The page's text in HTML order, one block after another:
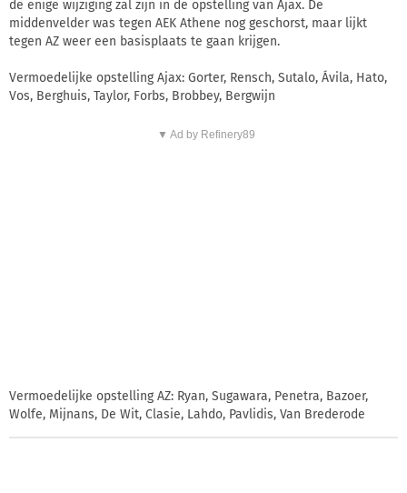
de enige wijziging zal zijn in de opstelling van Ajax. De
middenvelder was tegen AEK Athene nog geschorst, maar lijkt
tegen AZ weer een basisplaats te gaan krijgen.
Vermoedelijke opstelling Ajax: Gorter, Rensch, Sutalo, Ávila, Hato,
Vos, Berghuis, Taylor, Forbs, Brobbey, Bergwijn
▼ Ad by Refinery89
Vermoedelijke opstelling AZ: Ryan, Sugawara, Penetra, Bazoer,
Wolfe, Mijnans, De Wit, Clasie, Lahdo, Pavlidis, Van Brederode